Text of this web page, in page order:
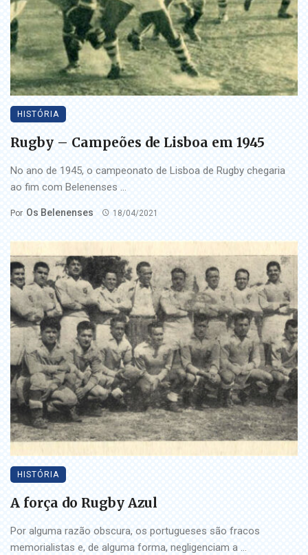
HISTÓRIA
Rugby – Campeões de Lisboa em 1945
No ano de 1945, o campeonato de Lisboa de Rugby chegaria
ao fim com Belenenses ...
Por Os Belenenses 18/04/2021
HISTÓRIA
A força do Rugby Azul
Por alguma razão obscura, os portugueses são fracos
memorialistas e, de alguma forma, negligenciam a ...